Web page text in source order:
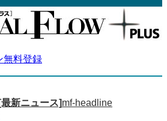
新ニュース]mf-headline